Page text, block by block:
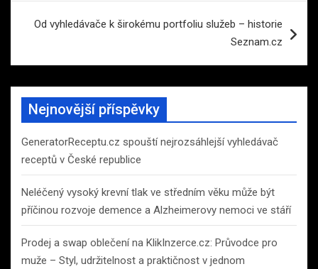
Od vyhledávače k širokému portfoliu služeb – historie
Seznam.cz
Nejnovější příspěvky
GeneratorReceptu.cz spouští nejrozsáhlejší vyhledávač
receptů v České republice
Neléčený vysoký krevní tlak ve středním věku může být
příčinou rozvoje demence a Alzheimerovy nemoci ve stáří
Prodej a swap oblečení na KlikInzerce.cz: Průvodce pro
muže – Styl, udržitelnost a praktičnost v jednom